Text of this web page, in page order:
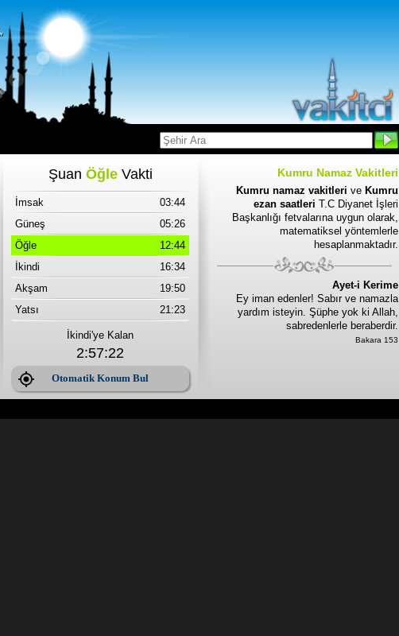
Şuan ÖğleVakti
İmsak
03:44
Güneş
05:26
Öğle
12:44
İkindi
16:34
Akşam
19:50
Yatsı
21:23
İkindi'ye Kalan
2:57:22
Otomatik Konum Bul
Kumru Namaz Vakitleri
Kumru namaz vakitleri ve Kumru
ezan saatleri T.C Diyanet İşleri
Başkanlığı fetvalarına uygun olarak,
matematiksel yöntemlerle
hesaplanmaktadır.
Ayet-i Kerime
Ey iman edenler! Sabır ve namazla
yardım isteyin. Şüphe yok ki Allah,
sabredenlerle beraberdir.
Bakara 153